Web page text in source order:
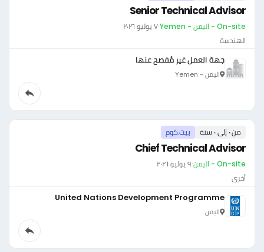
Senior Technical Advisor
On-site - اليمن - Yemen ·٧ يوليو ٢٠٢٦
الهندسة
جهة العمل غير مُفصح عنها
اليمن - Yemen
من ٠ إلى ٠ سنة بيت.كوم
Chief Technical Advisor
On-site - اليمن ·٩ يوليو ٢٠٢٦
أخرى
United Nations Development Programme
اليمن